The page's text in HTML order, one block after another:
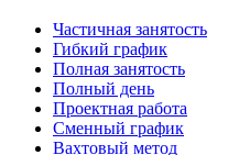
Частичная занятость
Гибкий график
Полная занятость
Полный день
Проектная работа
Сменный график
Вахтовый метод